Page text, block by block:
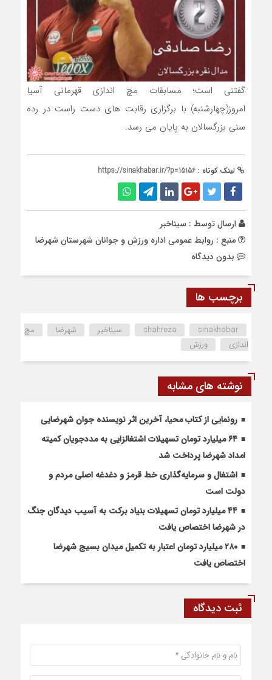
گفتنی است؛ مسابقات مچ اندازی قهرمانی آسیا
امروز(چهارشنبه) با برگزاری رقابت های دست راست در رده
سنی بزرگسالان به پایان می رسد.
لینک کوتاه : https://sinakhabar.ir/?p=15156
ارسال توسط : سیناخبر
منبع : روابط عمومی اداره ورزش و جوانان شهرستان شهرضا
بدون دیدگاه
برچسب ها
shahreza sinakhabar سیناخبر شهرضا
مچ
اندازی
ورزش
نوشته های مشابه
رونمایی از کتاب محیا، آخرین اثر نویسنده جوان شهرضایی
۶۴ میلیارد تومان تسهیلات اشتغالزایی به مددجویان کمیته
امداد شهرضا پرداخت شد
اشتغال و سرمایه‌گذاری خط قرمز و دغدغه اصلی مردم و
دولت است
۴۴ میلیارد تومان تسهیلات بنیاد برکت به آسیب دیدگان جنگ
در شهرضا اختصاص یافت
۲۸۰ میلیارد تومان اعتبار به تکمیل میدان بسیج شهرضا
اختصاص یافت
ثبت دیدگاه